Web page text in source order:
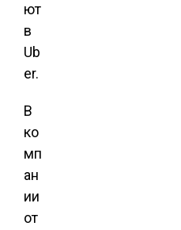
ют
в
Ub
er.
В
ко
мп
ан
ии
от